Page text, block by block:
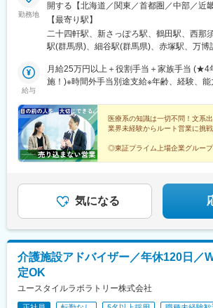
勤務地
開する【北海道／関東／首都圏／中部／近
へご希望を考慮した上で配属となります。
東】栃木／群馬／茨城／長野／山梨／新潟
／神奈川／千葉★積極採用エリア【中部】
／長崎／熊本／大分／宮崎／鹿児島各事業
弊社HPよりご確認ください※「企業情報」
の就労はありません)
【最寄り駅】
二十四軒駅、新さっぽろ駅、鶴田駅、西那
駅(群馬県)、細谷駅(群馬県)、赤塚駅、万博
駅、寺尾駅、宮内駅(新潟県)、直江津駅、
川橋駅、竹ノ塚駅、小村井駅、井荻駅、志
台駅(東京都)、北戸田駅、南越谷駅、久喜駅
航空公園駅、南古谷駅、ソシオ流通センタ
並木中央駅、踊場駅、江田駅(神奈川県)、元
家駅、藤沢本町駅、井細田駅、県立大学駅
佐倉駅、旭駅(千葉県)、木更津駅、館山駅
駅、掛川市役所前駅、焼津駅、黒川駅(愛知
奥町駅、赤池駅(愛知県)、西岡崎駅、牛久
駅、西舞鶴駅、天神橋筋六丁目駅、玉出駅
門真市駅、交野市駅、鳳駅、青木駅、総合
帯解駅、耳成駅、日前宮駅、紀伊新庄駅、
屋駅、中川原駅、四十九駅、手力駅、東大
給与
月給25万円以上＋役割手当＋家族手当 (★4
施！)※時間外手当別途支給※年齢、経験、
医療系の知識は一切不問！文系出
業界未経験からルート営業に挑
◎東証プライム上場企業グルー
気になる
介護施設アドバイザー／年休120日／
定OK
ユースタイルラボラトリー株式会社